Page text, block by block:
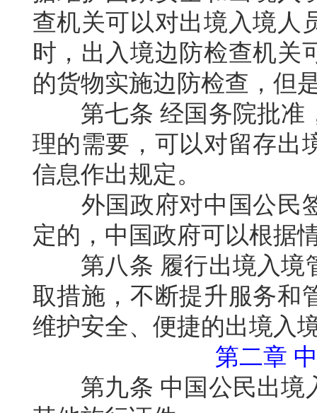
查机关可以对出境入境人
时，出入境边防检查机关
的货物实施边防检查，但
第七条 经国务院批准
理的需要，可以对留存出
信息作出规定。
外国政府对中国公民
定的，中国政府可以根据
第八条 履行出境入境
取措施，不断提升服务和
维护安全、便捷的出境入
第二章
第九条 中国公民出境